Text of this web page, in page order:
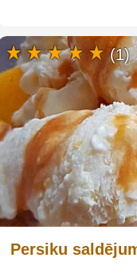
Persiku
(1)